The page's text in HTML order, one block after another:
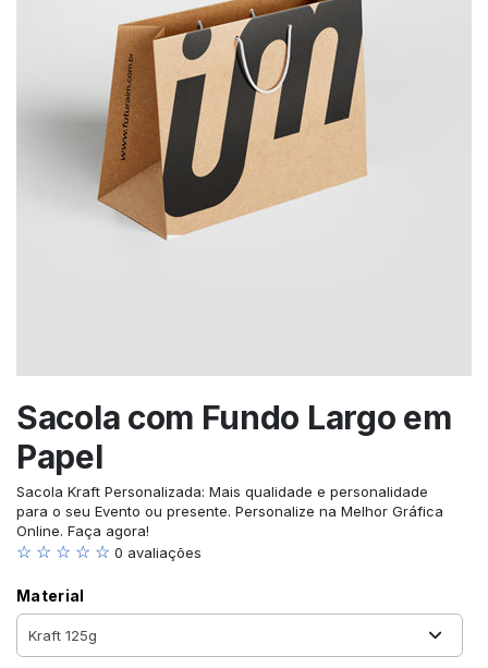
Sacola com Fundo Largo em
Papel
Sacola Kraft Personalizada: Mais qualidade e personalidade
para o seu Evento ou presente. Personalize na Melhor Gráfica
Online. Faça agora!
☆ ☆ ☆ ☆ ☆ 0 avaliações
Material